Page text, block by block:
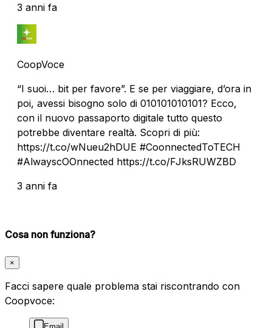
3 anni fa
CoopVoce
“I suoi… bit per favore”. E se per viaggiare, d’ora in
poi, avessi bisogno solo di 010101010101? Ecco,
con il nuovo passaporto digitale tutto questo
potrebbe diventare realtà. Scopri di più:
https://t.co/wNueu2hDUE #CoonnectedToTECH
#AlwayscOOnnected https://t.co/FJksRUWZBD
3 anni fa
Cosa non funziona?
×
Facci sapere quale problema stai riscontrando con
Coopvoce: